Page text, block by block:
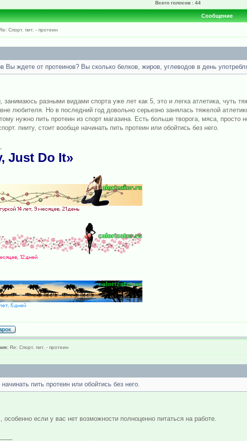
Всего голосов : 44
Сообщение
Спорт. пит. - протеин
Вы ждете от протеинов? Вы сколько белков, жиров, углеводов в день
занимаюсь разными видами спорта уже лет как 5, это и легка атлетика, чуть
любителя. Но в последний год довольно серьезно занялась тяжелой
нужно пить протеин из спорт магазина. Есть больше творога, мяса,
пииту, стоит вообще начинать пить протеин или обойтись без него.
Just Do It»
Re: Спорт. пит. - протеин
пить протеин или обойтись без него.
если у вас нет возможности полноценно питаться на работе.